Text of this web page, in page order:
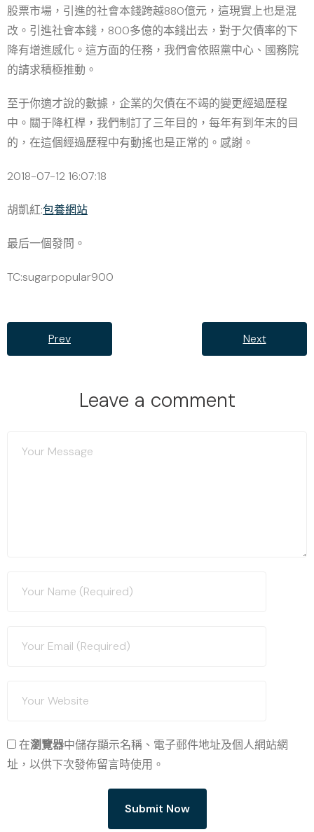
股票市場，引進的社會本錢跨越880億元，這現實上也是混
改。引進社會本錢，800多億的本錢出去，對于欠債率的下
降有增進感化。這方面的任務，我們會依照黨中心、國務院
的請求積極推動。
至于你適才說的數據，企業的欠債在不竭的變更經過歷程
中。關于降杠桿，我們制訂了三年目的，每年有到年末的目
的，在這個經過歷程中有動搖也是正常的。感謝。
2018-07-12 16:07:18
胡凱紅:包養網站
最后一個發問。
TC:sugarpopular900
Prev Next
Leave a comment
在瀏覽器中儲存顯示名稱、電子郵件地址及個人網站網
址，以供下次發佈留言時使用。